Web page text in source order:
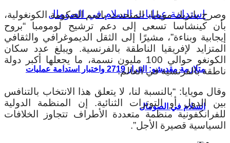
متلازمة مقديشو: القرار 2719 واختبار استدامة عمليات
السلام في الصومال
وصرح باتريك مويايا، المتحدث باسم الحكومة الكونغولية،
بأن كينشاسا تسعى إلى دعم ترشيح لومومبا “بروح
إيجابية وبناءة”، مشيرًا إلى الثقل الديموغرافي والثقافي
المتزايد لإفريقيا الناطقة بالفرنسية. ويبلغ عدد سكان
الكونغو حوالي 100 مليون نسمة، ما يجعلها أكبر دولة
ناطقة بالفرنسية في العالم.
وقال مويايا: “بالنسبة لنا، لا يتعلق هذا الانتخاب بالتنافس
بين الدول أو التوترات الثنائية. إن المنظمة الدولية
للفرانكفونية منظمة متعددة الأطراف تتجاوز الخلافات
السياسية قصيرة الأجل”.